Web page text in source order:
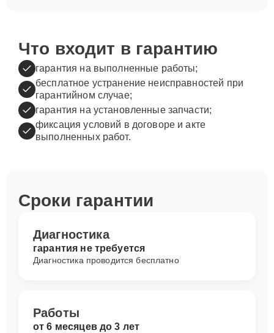
Что входит в гарантию
гарантия на выполненные работы;
бесплатное устранение неисправностей при
гарантийном случае;
гарантия на установленные запчасти;
фиксация условий в договоре и акте
выполненных работ.
Сроки гарантии
Диагностика
гарантия не требуется
Диагностика проводится бесплатно
Работы
от 6 месяцев до 3 лет